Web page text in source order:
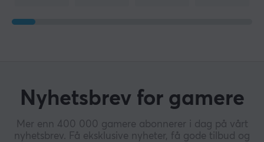
Nyhetsbrev for gamere
Mer enn 400 000 gamere abonnerer i dag på vårt
nyhetsbrev. Få eksklusive nyheter, få gode tilbud og